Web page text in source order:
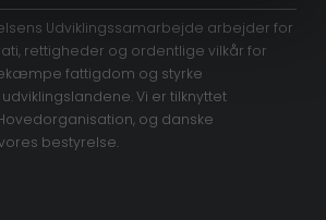
Udviklingssamarbejde arbejder for
rettigheder og ordentlige vilkår for
fattigdom og styrke
Vi er tilknyttet
og danske
bestyrelse.